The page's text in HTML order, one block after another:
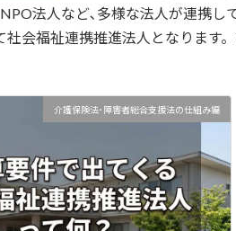
法人など､多様な法人が連携し
会福祉連携推進法人となります
介護保険法･障害者総合支援法の仕組み編